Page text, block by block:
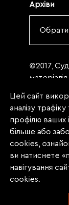
Архіви
Обрати
©2017,
абзацу.
заборона
інше
Цей сайт
аналізу
профілю ваших
більше або
cookies,
ви натиснете
навігування
cookies.